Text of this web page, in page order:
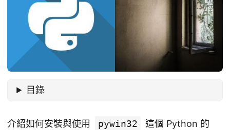
目錄
介紹如何安裝與使用 pywin32
這個 Python 的